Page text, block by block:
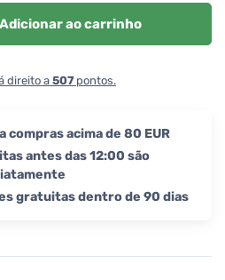
Adicionar ao carrinho
direito a 507 pontos.
acima de 80 EUR
antes das 12:00 são
gratuitas dentro de 90 dias